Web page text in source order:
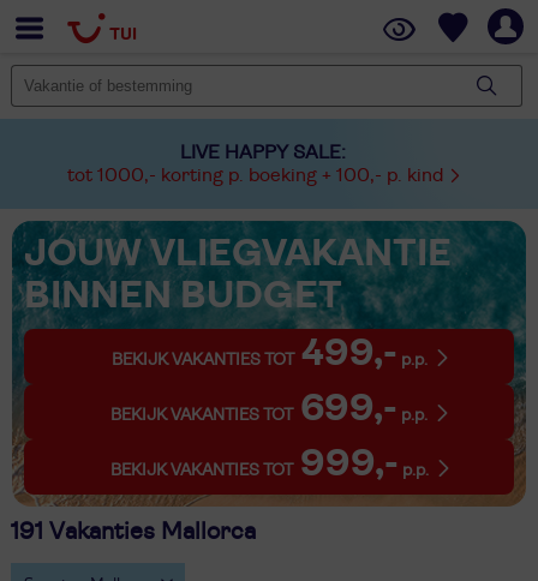
LIVE HAPPY SALE:
tot 1000,- korting p. boeking + 100,- p. kind
JOUW VLIEGVAKANTIE
BINNEN BUDGET
BEKIJK VAKANTIES TOT 499,- p.p.
BEKIJK VAKANTIES TOT 699,- p.p.
BEKIJK VAKANTIES TOT 999,- p.p.
191 Vakanties Mallorca